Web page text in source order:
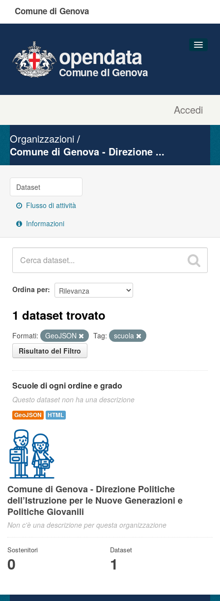
Comune di Genova
Accedi
opendata
Comune di Genova
Gruppi
Organizzazioni
Comune di Genova - Direzione ...
Dataset
Flusso di attività
Informazioni
Ordina per
1 dataset trovato
Formati: GeoJSON Tag:
scuola
Risultato del Filtro
Scuole di ogni ordine e grado
Questo dataset non ha una descrizione
GeoJSON HTML
Comune di Genova - Direzione Politiche
dell’Istruzione per le Nuove Generazioni e
Politiche Giovanili
Non c'è una descrizione per questa organizzazione
Sostenitori
0
Dataset
1